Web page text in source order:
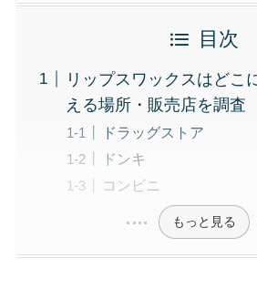
目次
リップスワックスはどこ
える場所・販売店を調査
ドラッグストア
ドンキ
コンビニ
もっと見る